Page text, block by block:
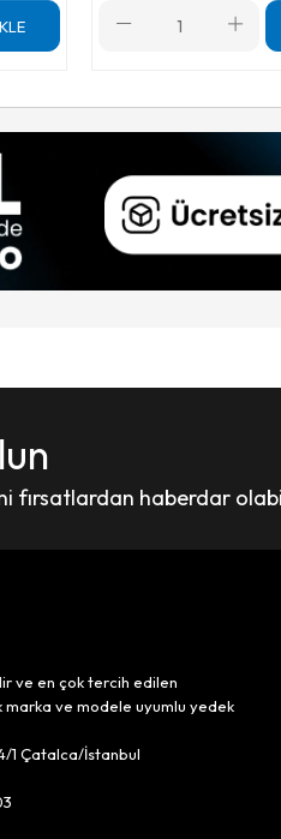
fırsatlardan haberdar
ve en çok tercih edilen
marka ve modele uyumlu yedek
1 Çatalca/İstanbul